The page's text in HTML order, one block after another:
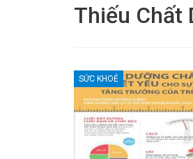
Thiếu Chất
SỨC KHOẺ